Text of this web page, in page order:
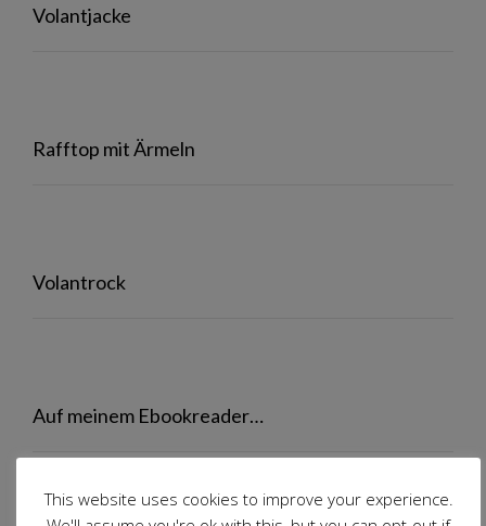
Volantjacke
Rafftop mit Ärmeln
Volantrock
Auf meinem Ebookreader…
This website uses cookies to improve your experience.